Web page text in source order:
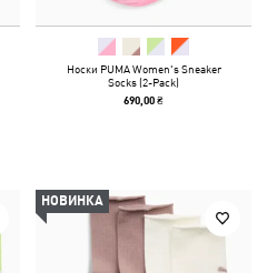
Носки PUMA Women's Sneaker
Socks (2-Pack)
690,00 ₴
НОВИНКА